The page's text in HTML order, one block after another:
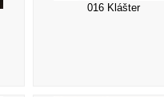
016 Klášter